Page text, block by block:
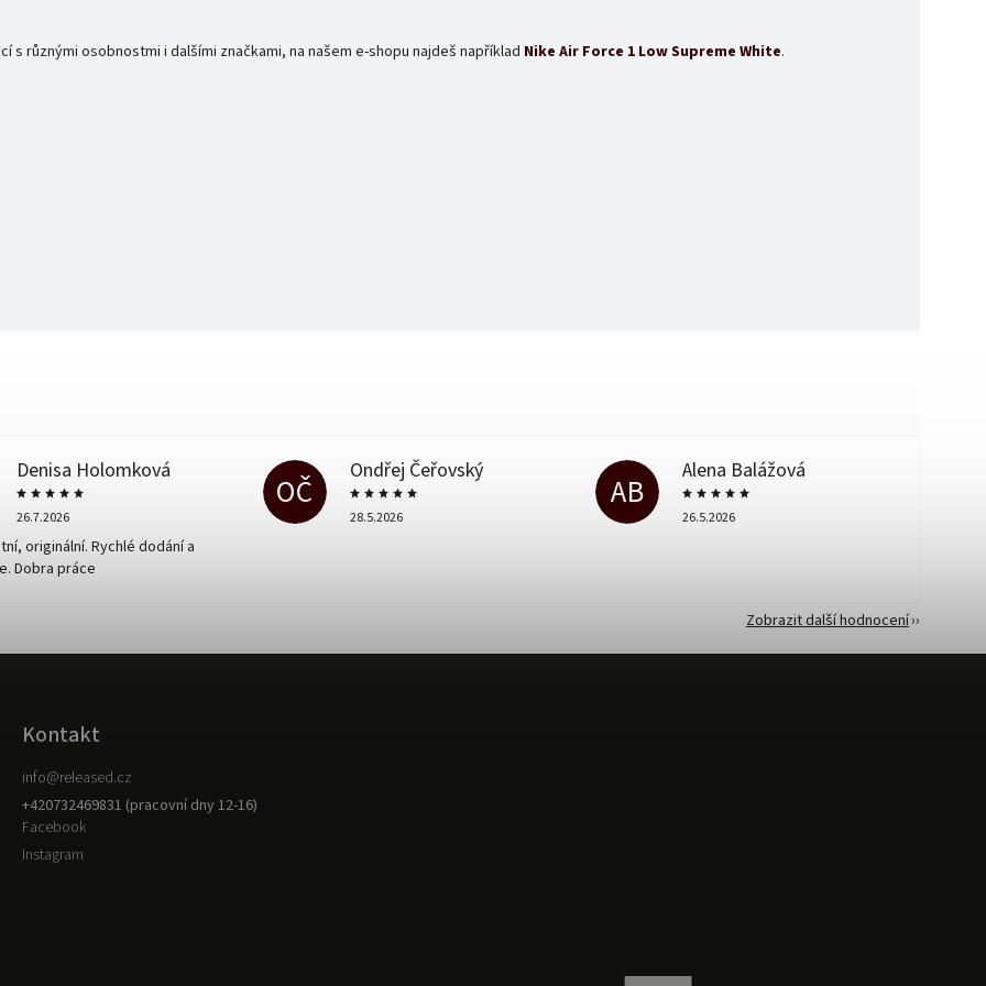
různými osobnostmi i dalšími značkami, na našem e-shopu najdeš například Nike Air Force 1 Low Supreme White.
Denisa Holomková
26.7.2026
originální. Rychlé dodání a
Dobra práce
OČ
Ondřej Čeřovský
28.5.2026
AB
Alena Balážová
26.5.2026
Zobrazit další hodnocení
Kontakt
info@released.cz
+420732469831 (pracovní dny 12-16)
Facebook
Instagram